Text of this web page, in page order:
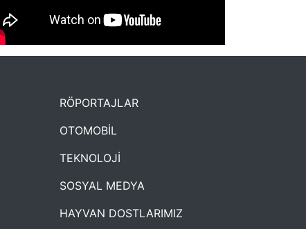
NYXmag 2. Yaş Kutlama Etkinliği
RÖPORTAJLAR
OTOMOBİL
TEKNOLOJİ
SOSYAL MEDYA
HAYVAN DOSTLARIMIZ